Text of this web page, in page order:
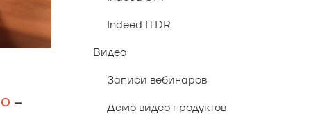
–
Indeed ITDR
Видео
Записи вебинаров
Демо видео продуктов